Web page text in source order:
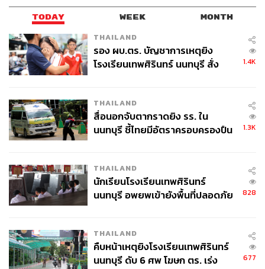
TODAY WEEK MONTH
THAILAND
รอง ผบ.ตร. บัญชาการเหตุยิง
โรงเรียนเทพศิรินทร์ นนทบุรี สั่ง
1.4K
THAILAND
สื่อนอกจับตากราดยิง รร. ใน
นนทบุรี ชี้ไทยมีอัตราครอบครองปืน
1.3K
THAILAND
นักเรียนโรงเรียนเทพศิรินทร์
นนทบุรี อพยพเข้ายังพื้นที่ปลอดภัย
828
THAILAND
คืบหน้าเหตุยิงโรงเรียนเทพศิรินทร์
นนทบุรี ดับ 6 ศพ โฆษก ตร. เร่ง
677